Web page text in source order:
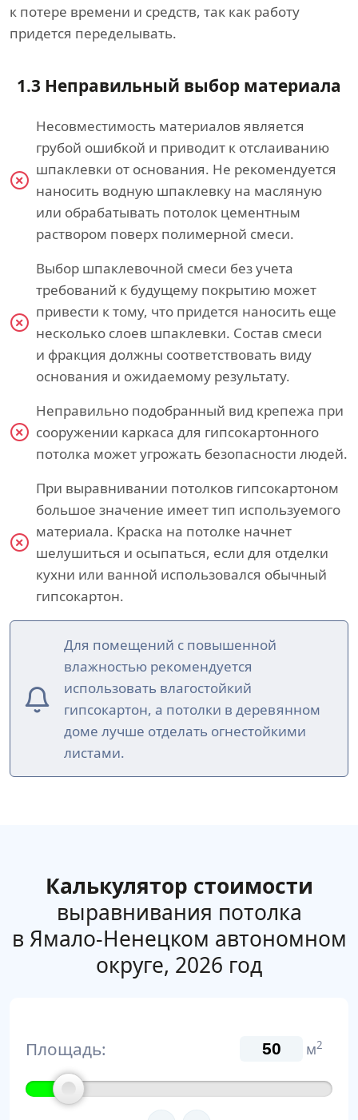
к потере времени и средств, так как работу
придется переделывать.
1.3 Неправильный выбор материала
Несовместимость материалов является
грубой ошибкой и приводит к отслаиванию
шпаклевки от основания. Не рекомендуется
наносить водную шпаклевку на масляную
или обрабатывать потолок цементным
раствором поверх полимерной смеси.
Выбор шпаклевочной смеси без учета
требований к будущему покрытию может
привести к тому, что придется наносить еще
несколько слоев шпаклевки. Состав смеси
и фракция должны соответствовать виду
основания и ожидаемому результату.
Неправильно подобранный вид крепежа при
сооружении каркаса для гипсокартонного
потолка может угрожать безопасности людей.
При выравнивании потолков гипсокартоном
большое значение имеет тип используемого
материала. Краска на потолке начнет
шелушиться и осыпаться, если для отделки
кухни или ванной использовался обычный
гипсокартон.
Для помещений с повышенной
влажностью рекомендуется
использовать влагостойкий
гипсокартон, а потолки в деревянном
доме лучше отделать огнестойкими
листами.
Калькулятор стоимости
выравнивания потолка
в Ямало-Ненецком автономном
округе, 2026 год
Площадь: м2